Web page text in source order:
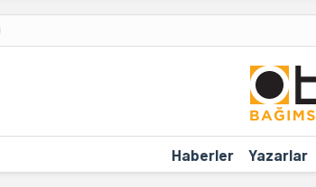
Haberler Yazarlar